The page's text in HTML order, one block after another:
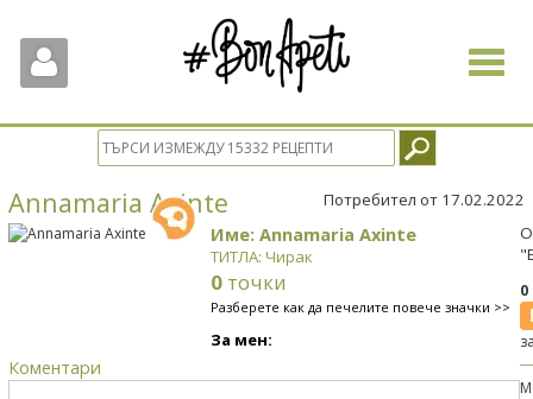
Toggle
Annamaria Axinte Потребител от 17.02.2022
Име: Annamaria Axinte
ТИТЛА: Чирак
0 точки
Разберете как да печелите повече значки >>
За мен:
Коментари